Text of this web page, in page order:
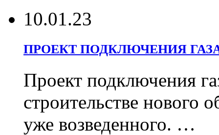
10.01.23
ПРОЕКТ ПОДКЛЮЧЕНИЯ
Проект подключения
строительстве нового
уже возведенного. …